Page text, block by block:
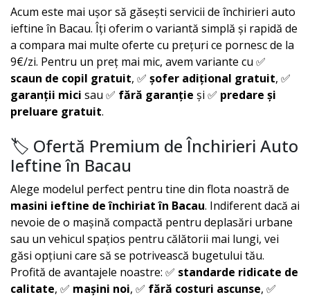
Acum este mai ușor să găsești servicii de închirieri auto
ieftine în Bacau. Îți oferim o variantă simplă și rapidă de
a compara mai multe oferte cu prețuri ce pornesc de la
9€/zi. Pentru un preț mai mic, avem variante cu ✅
scaun de copil gratuit, ✅ șofer adițional gratuit, ✅
garanții mici sau ✅ fără garanție și ✅ predare și
preluare gratuit.
🏷️ Ofertă Premium de Închirieri Auto
Ieftine în Bacau
Alege modelul perfect pentru tine din flota noastră de
masini ieftine de închiriat în Bacau. Indiferent dacă ai
nevoie de o mașină compactă pentru deplasări urbane
sau un vehicul spațios pentru călătorii mai lungi, vei
găsi opțiuni care să se potrivească bugetului tău.
Profită de avantajele noastre: ✅ standarde ridicate de
calitate, ✅ mașini noi, ✅ fără costuri ascunse, ✅